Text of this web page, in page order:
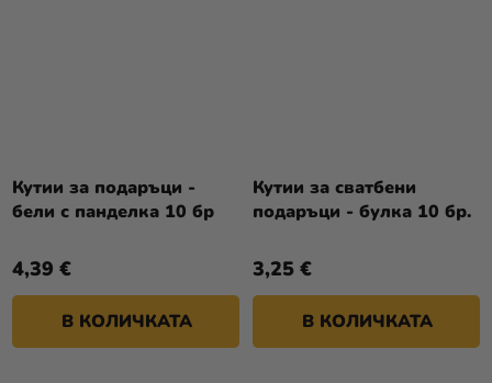
Кутии за подаръци -
бели с панделка 10 бр
4,39 €
В КОЛИЧКАТА
Кутии за сватбени
подаръци - булка 10 бр.
3,25 €
В КОЛИЧКАТА